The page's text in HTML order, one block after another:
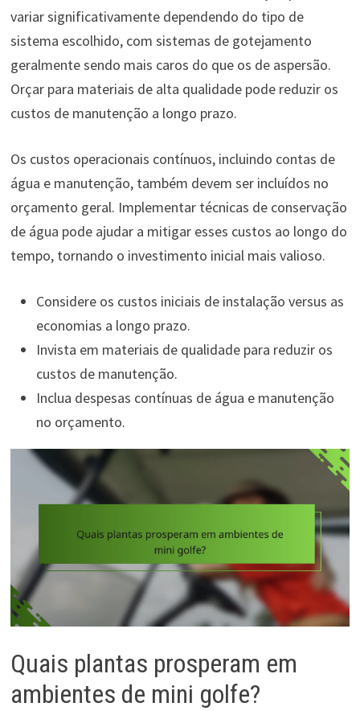
variar significativamente dependendo do tipo de
sistema escolhido, com sistemas de gotejamento
geralmente sendo mais caros do que os de aspersão.
Orçar para materiais de alta qualidade pode reduzir os
custos de manutenção a longo prazo.
Os custos operacionais contínuos, incluindo contas de
água e manutenção, também devem ser incluídos no
orçamento geral. Implementar técnicas de conservação
de água pode ajudar a mitigar esses custos ao longo do
tempo, tornando o investimento inicial mais valioso.
Considere os custos iniciais de instalação versus as
economias a longo prazo.
Invista em materiais de qualidade para reduzir os
custos de manutenção.
Inclua despesas contínuas de água e manutenção
no orçamento.
Quais plantas prosperam em
ambientes de mini golfe?